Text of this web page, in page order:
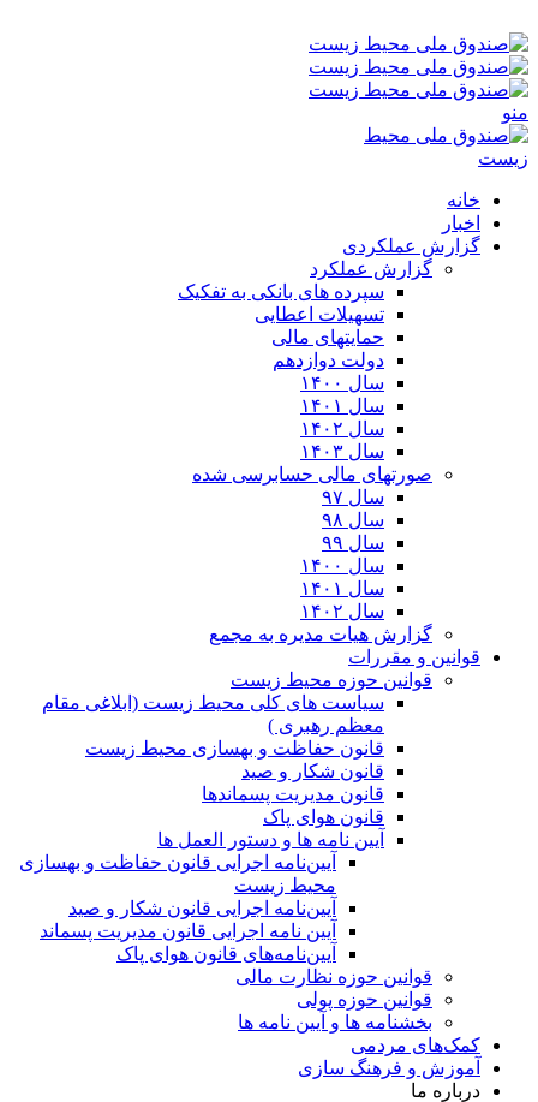
منو
خانه
اخبار
گزارش عملکردی
گزارش عملکرد
سپرده های بانکی به تفکیک
تسهیلات اعطایی
حمایتهای مالی
دولت دوازدهم
سال ۱۴۰۰
سال ۱۴۰۱
سال ۱۴۰۲
سال ۱۴۰۳
صورتهای مالی حسابرسی شده
سال ۹۷
سال ۹۸
سال ۹۹
سال ۱۴۰۰
سال ۱۴۰۱
سال ۱۴۰۲
گزارش هیات مدیره به مجمع
قوانین و مقررات
قوانین حوزه محیط زیست
ﺳﯿﺎﺳﺖ ﻫﺎی ﮐﻠﯽ ﻣﺤﯿﻂ زﯾﺴﺖ (ابلاغی مقام
معظم رهبری )
قانون حفاظت و بهسازی محیط زیست
قانون شکار و صید
قانون مدیریت پسماندها
قانون هوای پاک
آیین نامه ها و دستور العمل ها
آیین‌نامه اجرایی قانون حفاظت و بهسازی
محیط زیست
آیین‌نامه اجرایی قانون شکار و صید
آیین نامه اجرایی قانون مدیریت پسماند
آیین‌نامه‌های قانون هوای پاک
قوانین حوزه نظارت مالی
قوانین حوزه پولی
بخشنامه ها و آیین نامه ها
کمک‌های مردمی
آموزش و فرهنگ سازی
درباره ما